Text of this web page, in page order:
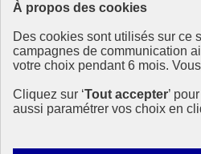
À propos des cookies
Des cookies sont utilisés sur ce
campagnes de communication
votre choix pendant 6 mois.
Cliquez sur ‘Tout accepter’
aussi paramétrer vos choix en